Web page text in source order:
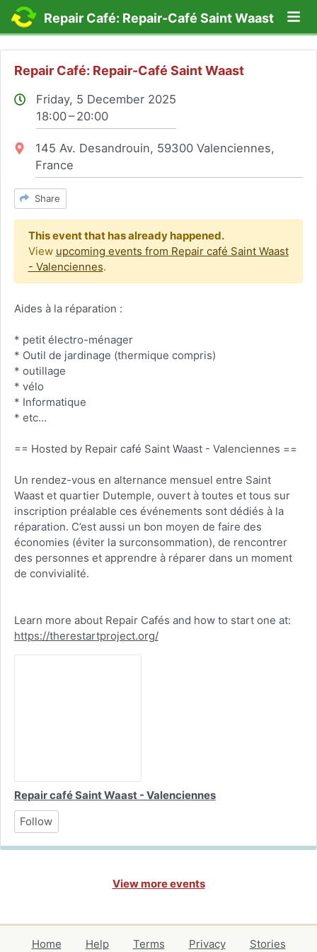
Repair Café: Repair-Café Saint Waast
Repair Café: Repair-Café Saint Waast
Friday, 5 December 2025
18:00 – 20:00
Location:
145 Av. Desandrouin, 59300 Valenciennes,
France
Share
This event that has already happened.
View upcoming events from Repair café Saint Waast
- Valenciennes.
Aides à la réparation :
* petit électro-ménager
* Outil de jardinage (thermique compris)
* outillage
* vélo
* Informatique
* etc...
== Hosted by Repair café Saint Waast - Valenciennes ==
Un rendez-vous en alternance mensuel entre Saint
Waast et quartier Dutemple, ouvert à toutes et tous sur
inscription préalable ces événements sont dédiés à la
réparation. C’est aussi un bon moyen de faire des
économies (éviter la surconsommation), de rencontrer
des personnes et apprendre à réparer dans un moment
de convivialité.
Learn more about Repair Cafés and how to start one at:
https://therestartproject.org/
Repair café Saint Waast - Valenciennes
Follow
View more events
Home Help Terms Privacy Stories